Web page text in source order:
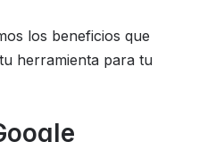
los beneficios que
herramienta para tu